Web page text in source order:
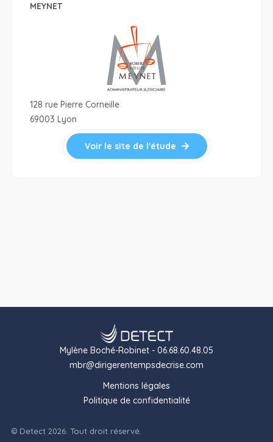
MEYNET
128 rue Pierre Corneille
69003 Lyon
Voir le site de l'étude
Mylène Boché-Robinet - 06.68.60.48.05
mbr@dirigerentempsdecrise.com
Mentions légales
Politique de confidentialité
© Detect 2026. Tout droit réservé.